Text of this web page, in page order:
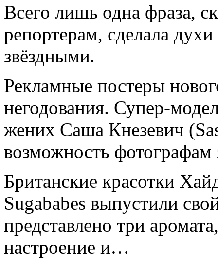
Всего лишь одна фраза,
репортерам, сделала
звёздными.
Рекламные постеры
негодования. Супер-
жених Саша Кнезевич
возможность фотографам
Британские красотки
Sugababes выпустили
представлено три
настроение и…